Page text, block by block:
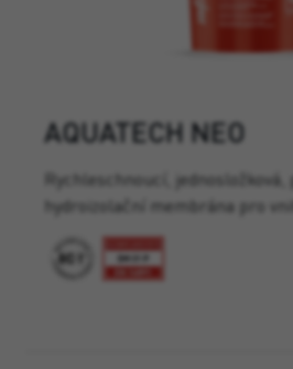
AQUATECH NEO
Rychleschnoucí,
hydroizolační membrána pro